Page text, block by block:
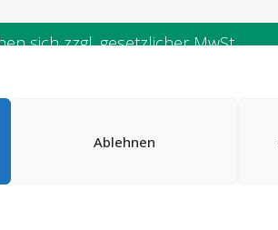
Ablehnen
sich zzgl. gesetzlicher MwSt.